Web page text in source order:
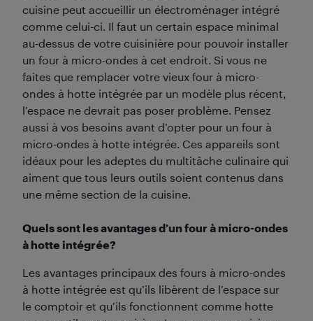
cuisine peut accueillir un électroménager intégré
comme celui-ci. Il faut un certain espace minimal
au-dessus de votre cuisinière pour pouvoir installer
un four à micro-ondes à cet endroit. Si vous ne
faites que remplacer votre vieux four à micro-
ondes à hotte intégrée par un modèle plus récent,
l’espace ne devrait pas poser problème. Pensez
aussi à vos besoins avant d’opter pour un four à
micro-ondes à hotte intégrée. Ces appareils sont
idéaux pour les adeptes du multitâche culinaire qui
aiment que tous leurs outils soient contenus dans
une même section de la cuisine.
Quels sont les avantages d’un four à micro-ondes
à hotte intégrée?
Les avantages principaux des fours à micro-ondes
à hotte intégrée est qu’ils libèrent de l’espace sur
le comptoir et qu’ils fonctionnent comme hotte